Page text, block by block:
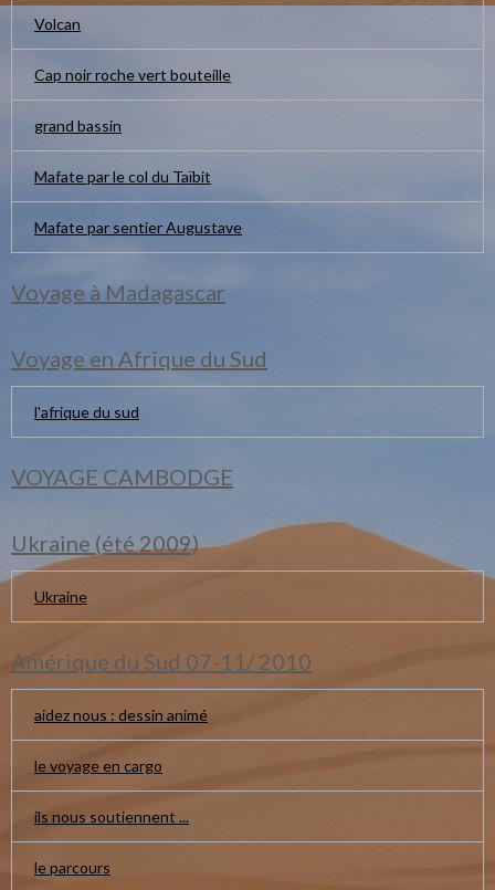
Volcan
Cap noir roche vert bouteille
grand bassin
Mafate par le col du Taïbit
Mafate par sentier Augustave
Voyage à Madagascar
Voyage en Afrique du Sud
l'afrique du sud
VOYAGE CAMBODGE
Ukraine (été 2009)
Ukraine
Amérique du Sud 07-11/ 2010
aidez nous : dessin animé
le voyage en cargo
ils nous soutiennent ...
le parcours